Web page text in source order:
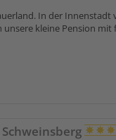
In der
kleine Pension mit